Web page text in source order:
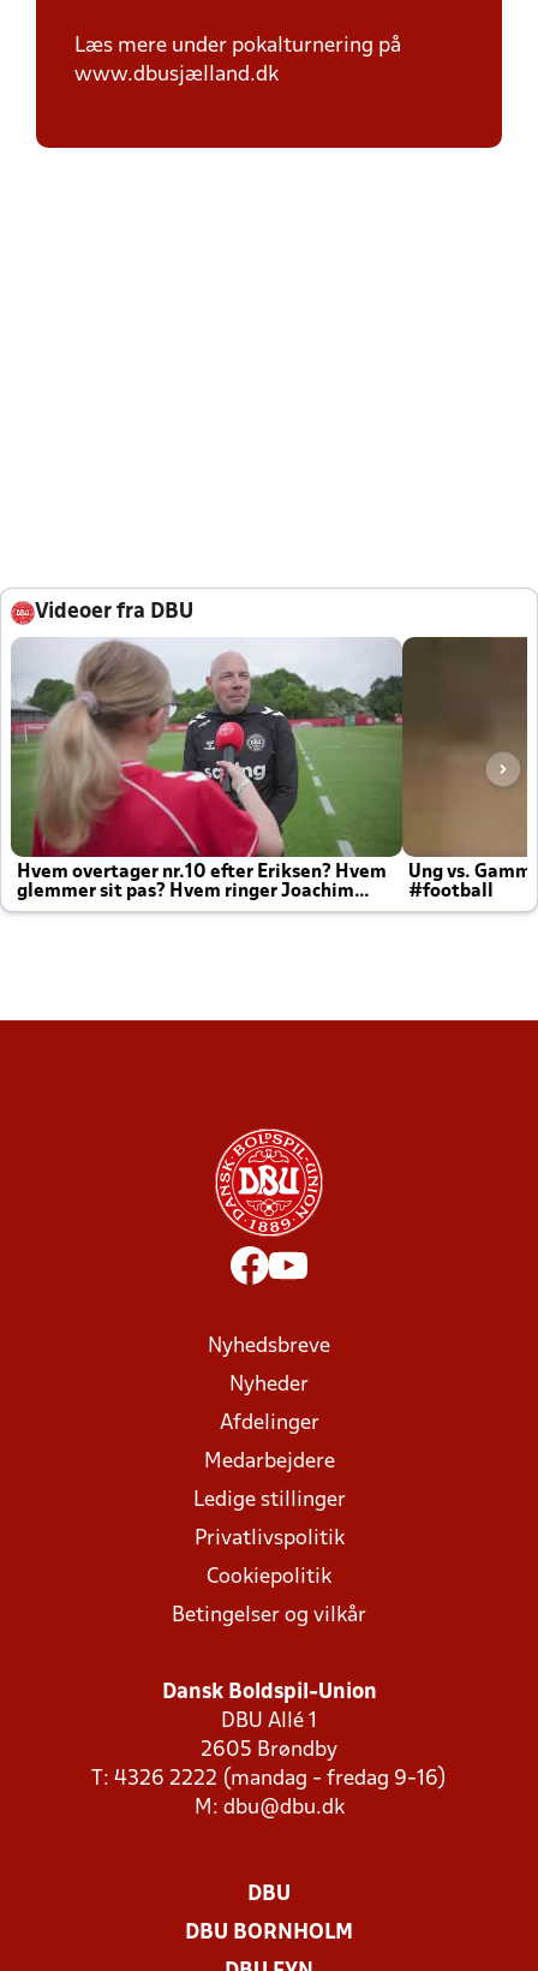
Læs mere under pokalturnering på
www.dbusjælland.dk
Videoer fra DBU
Hvem overtager nr.10 efter Eriksen? Hvem
glemmer sit pas? Hvem ringer Joachim
altid til efter kampe?
Ung vs.
#football
Nyhedsbreve
Nyheder
Afdelinger
Medarbejdere
Ledige stillinger
Privatlivspolitik
Cookiepolitik
Betingelser og vilkår
Dansk Boldspil-Union
DBU Allé 1
2605 Brøndby
T: 4326 2222 (mandag - fredag 9-16)
M: dbu@dbu.dk
DBU
DBU BORNHOLM